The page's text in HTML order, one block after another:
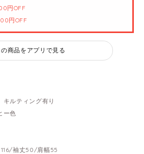
円OFF
円OFF
の商品をアプリで見る
ルティング有り
ー色
袖丈50/肩幅55